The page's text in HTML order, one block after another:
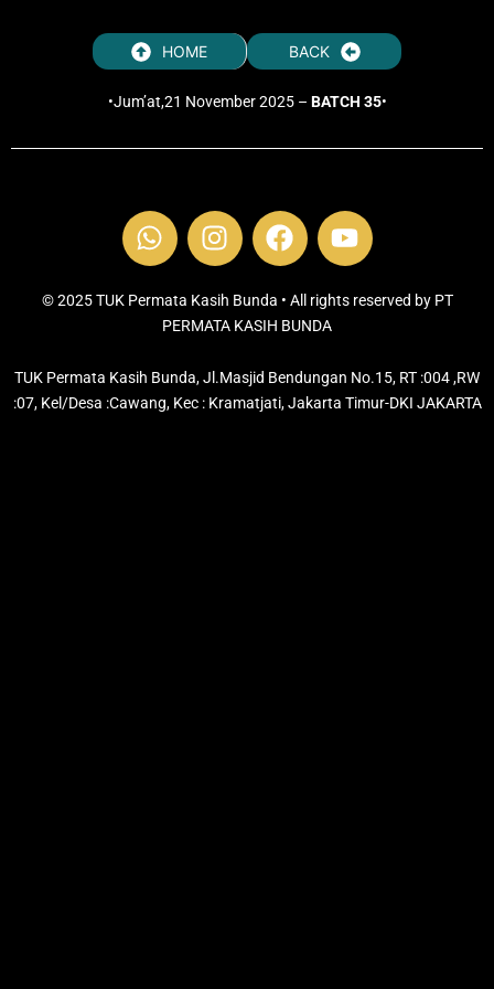
HOME BACK
•Jum’at,21 November 2025 – BATCH 35•
W
h
t
p
p
I
n
t
a
r
a
F
a
e
b
o
k
Y
o
t
e
© 2025 TUK Permata Kasih Bunda • All rights reserved by PT
PERMATA KASIH BUNDA
TUK Permata Kasih Bunda, Jl.Masjid Bendungan No.15, RT :004 ,RW
:07, Kel/Desa :Cawang, Kec : Kramatjati, Jakarta Timur-DKI JAKARTA